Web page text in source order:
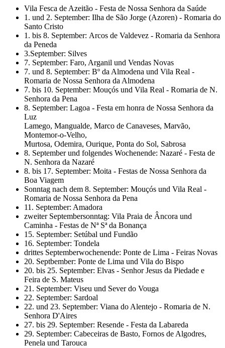
Vila Fesca de Azeitão - Festa de Nossa Senhora da Saúde
1. und 2. September: Ilha de São Jorge (Azoren) - Romaria do
Santo Cristo
1. bis 8. September: Arcos de Valdevez - Romaria da Senhora
da Peneda
3.September: Silves
7. September: Faro, Arganil und Vendas Novas
7. und 8. September: Bº da Almodena und Vila Real -
Romaria de Nossa Senhora da Almodena
7. bis 10. September: Mouçós und Vila Real - Romaria de N.
Senhora da Pena
8. September: Lagoa - Festa em honra de Nossa Senhora da
Luz
Lamego, Mangualde, Marco de Canaveses, Marvão,
Montemor-o-Velho,
Murtosa, Odemira, Ourique, Ponta do Sol, Sabrosa
8. September und folgendes Wochenende: Nazaré - Festa de
N. Senhora da Nazaré
8. bis 17. September: Moita - Festas de Nossa Senhora da
Boa Viagem
Sonntag nach dem 8. September: Mouçós und Vila Real -
Romaria de Nossa Senhora da Pena
11. September: Amadora
zweiter Septembersonntag: Vila Praia de Âncora und
Caminha - Festas de Nª Sª da Bonança
15. September: Setúbal und Fundão
16. September: Tondela
drittes Septemberwochenende: Ponte de Lima - Feiras Novas
20. Septbember: Ponte de Lima und Vila do Bispo
20. bis 25. September: Elvas - Senhor Jesus da Piedade e
Feira de S. Mateus
21. September: Viseu und Sever do Vouga
22. September: Sardoal
22. und 23. September: Viana do Alentejo - Romaria de N.
Senhora D'Aires
27. bis 29. September: Resende - Festa da Labareda
29. September: Cabeceiras de Basto, Fornos de Algodres,
Penela und Tarouca